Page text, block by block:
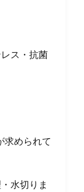
ス・抗菌
求められて
水切りま